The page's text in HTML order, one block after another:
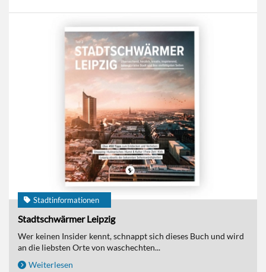
Stadtinformationen
Stadtschwärmer Leipzig
Wer keinen Insider kennt, schnappt sich dieses Buch und wird
an die liebsten Orte von waschechten...
Weiterlesen